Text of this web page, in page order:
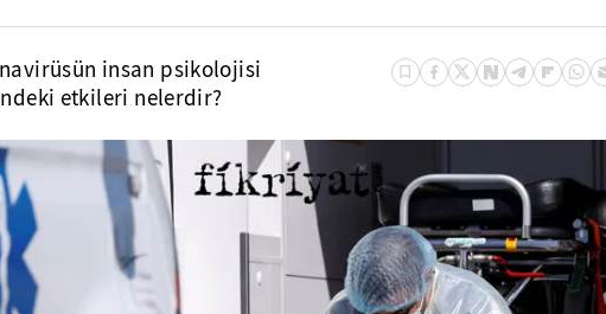
insan psikolojisi
etkileri nelerdir?